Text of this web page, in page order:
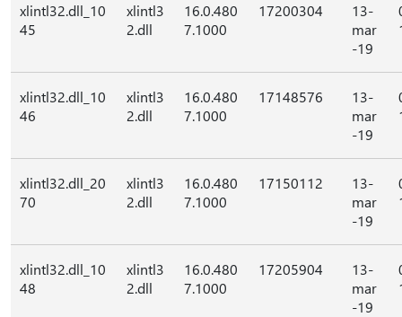
xlintl32.dll_10
45
xlintl3
2.dll
16.0.480
7.1000
17200304
13-
mar
-19
xlintl32.dll_10
46
xlintl3
2.dll
16.0.480
7.1000
17148576
13-
mar
-19
xlintl32.dll_20
70
xlintl3
2.dll
16.0.480
7.1000
17150112
13-
mar
-19
xlintl32.dll_10
48
xlintl3
2.dll
16.0.480
7.1000
17205904
13-
mar
-19